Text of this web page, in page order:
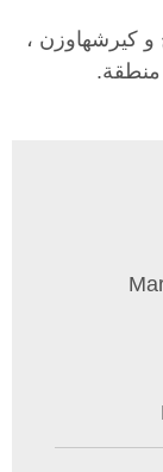
و كيرشهاوزن ،
منطقة.